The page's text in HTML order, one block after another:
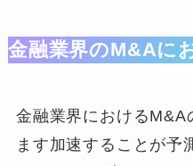
金融業界のM&Aに
金融業界におけるM&A
ます加速することが予